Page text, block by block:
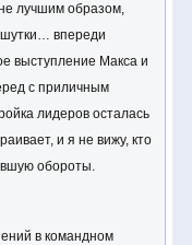
лучшим образом,
шутки… впереди
выступление Макса и
с приличным
лидеров осталась
и я не вижу, кто
обороты.
в командном